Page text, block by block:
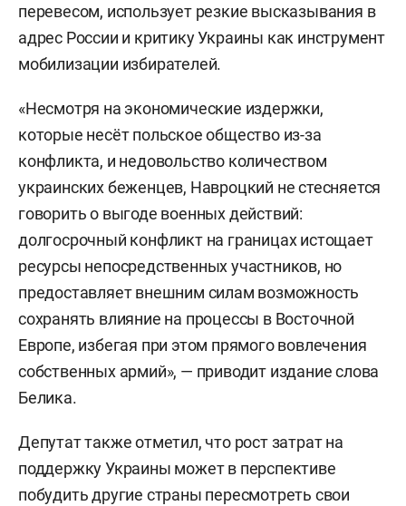
перевесом, использует резкие высказывания в
адрес России и критику Украины как инструмент
мобилизации избирателей.
«Несмотря на экономические издержки,
которые несёт польское общество из-за
конфликта, и недовольство количеством
украинских беженцев, Навроцкий не стесняется
говорить о выгоде военных действий:
долгосрочный конфликт на границах истощает
ресурсы непосредственных участников, но
предоставляет внешним силам возможность
сохранять влияние на процессы в Восточной
Европе, избегая при этом прямого вовлечения
собственных армий», — приводит издание слова
Белика.
Депутат также отметил, что рост затрат на
поддержку Украины может в перспективе
побудить другие страны пересмотреть свои